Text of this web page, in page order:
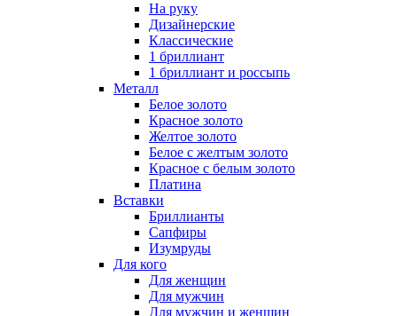
На руку
Дизайнерские
Классические
1 бриллиант
1 бриллиант и россыпь
Металл
Белое золото
Красное золото
Желтое золото
Белое с желтым золото
Красное с белым золото
Платина
Вставки
Бриллианты
Сапфиры
Изумруды
Для кого
Для женщин
Для мужчин
Для мужчин и женщин